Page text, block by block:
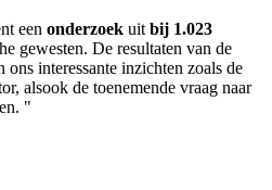
een onderzoek uit bij 1.023
gewesten. De resultaten van de
ons interessante inzichten zoals de
alsook de toenemende vraag naar
"